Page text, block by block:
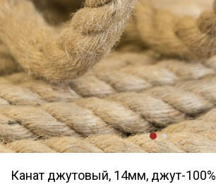
Канат джутовый, 14мм, джут-100%